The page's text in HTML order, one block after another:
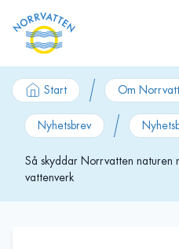
Start Om
Nyhetsbrev
Så skyddar Norrvatten naturen
vattenverk